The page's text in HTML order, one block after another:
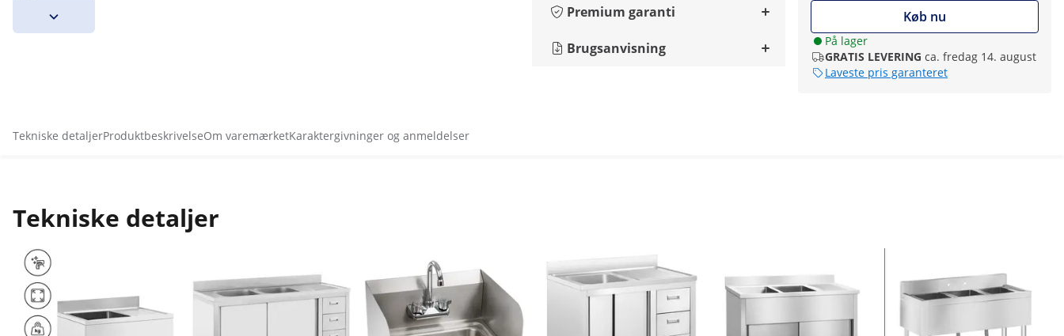
Køb nu
På lager
GRATIS LEVERING ca. fredag 14. august
Laveste pris garanteret
Premium garanti
Brugsanvisning
Tekniske detaljerProduktbeskrivelseOm varemærketKaraktergivninger og anmeldelser
Tekniske detaljer